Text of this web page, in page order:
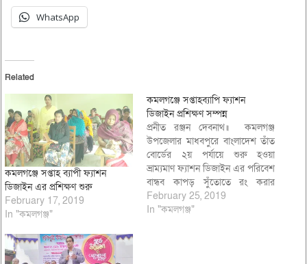
WhatsApp
Related
কমলগঞ্জে সপ্তাহ ব্যাপী ফ্যাশন
ডিজাইন এর প্রশিক্ষণ শুরু
February 17, 2019
In "কমলগঞ্জ"
কমলগঞ্জে সপ্তাহব্যাপি ফ্যাশন
ডিজাইন প্রশিক্ষণ সম্পন্ন
প্রনীত রঞ্জন দেবনাথ॥ কমলগঞ্জ
উপজেলার মাধবপুরে বাংলাদেশ তাঁত
বোর্ডের ২য় পর্যায়ে শুরু হওয়া
ভ্রাম্যমাণ ফ্যাশন ডিজাইন এর পরিবেশ
বান্ধব কাপড় সুঁতোতে রং করার
সপ্তাহব্যাপি প্রশিক্ষণ শনিবার বিকাল ৫
টায় সম্পন্ন হয়েছে। বাংলাদেশ তাঁত
February 25, 2019
In "কমলগঞ্জ"